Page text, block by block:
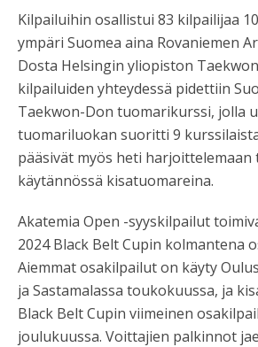
Kilpailuihin osallistui 83 kilpailijaa
ympäri Suomea aina Rovaniemen
Dosta Helsingin yliopiston
kilpailuiden yhteydessä pidettiin
Taekwon-Don tuomarikurssi, jolla
tuomariluokan suoritti 9
pääsivät myös heti harjoittelemaan
käytännössä kisatuomareina.
Akatemia Open -syyskilpailut
2024 Black Belt Cupin kolmantena
Aiemmat osakilpailut on käyty
ja Sastamalassa toukokuussa, ja
Black Belt Cupin viimeinen
joulukuussa. Voittajien palkinnot